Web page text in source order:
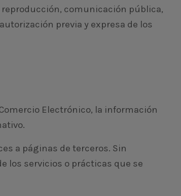
reproducción, comunicación pública,
previa y expresa de los
Electrónico, la información
a páginas de terceros. Sin
los servicios o prácticas que se